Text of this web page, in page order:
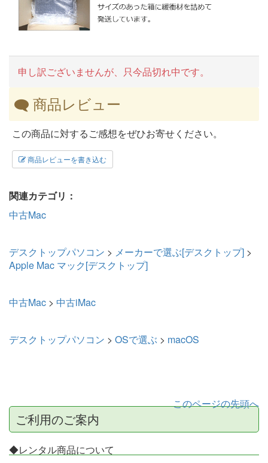
申し訳ございませんが、只今品切れ中です。
商品レビュー
この商品に対するご感想をぜひお寄せください。
商品レビューを書き込む
関連カテゴリ：
中古Mac
デスクトップパソコン > メーカーで選ぶ[デスクトップ] >
Apple Mac マック[デスクトップ]
中古Mac > 中古iMac
デスクトップパソコン > OSで選ぶ > macOS
このページの先頭へ
ご利用のご案内
◆レンタル商品について